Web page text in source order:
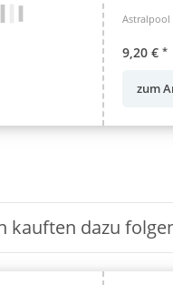
Astralpool
9,20 € *
zum
kauften dazu